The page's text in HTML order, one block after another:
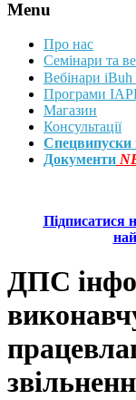
Menu
Про нас
Семінари та
Вебінари iBuh
Програми
Магазин
Консультації
Спецвипуски
Документи
ДПС